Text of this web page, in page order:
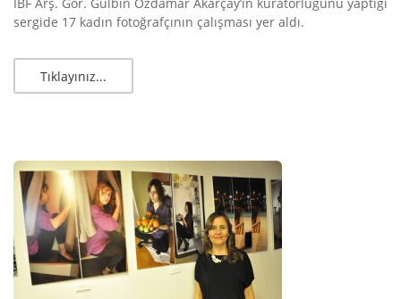
sergide 17 kadın fotoğrafçının çalışması yer aldı.
Tıklayınız...